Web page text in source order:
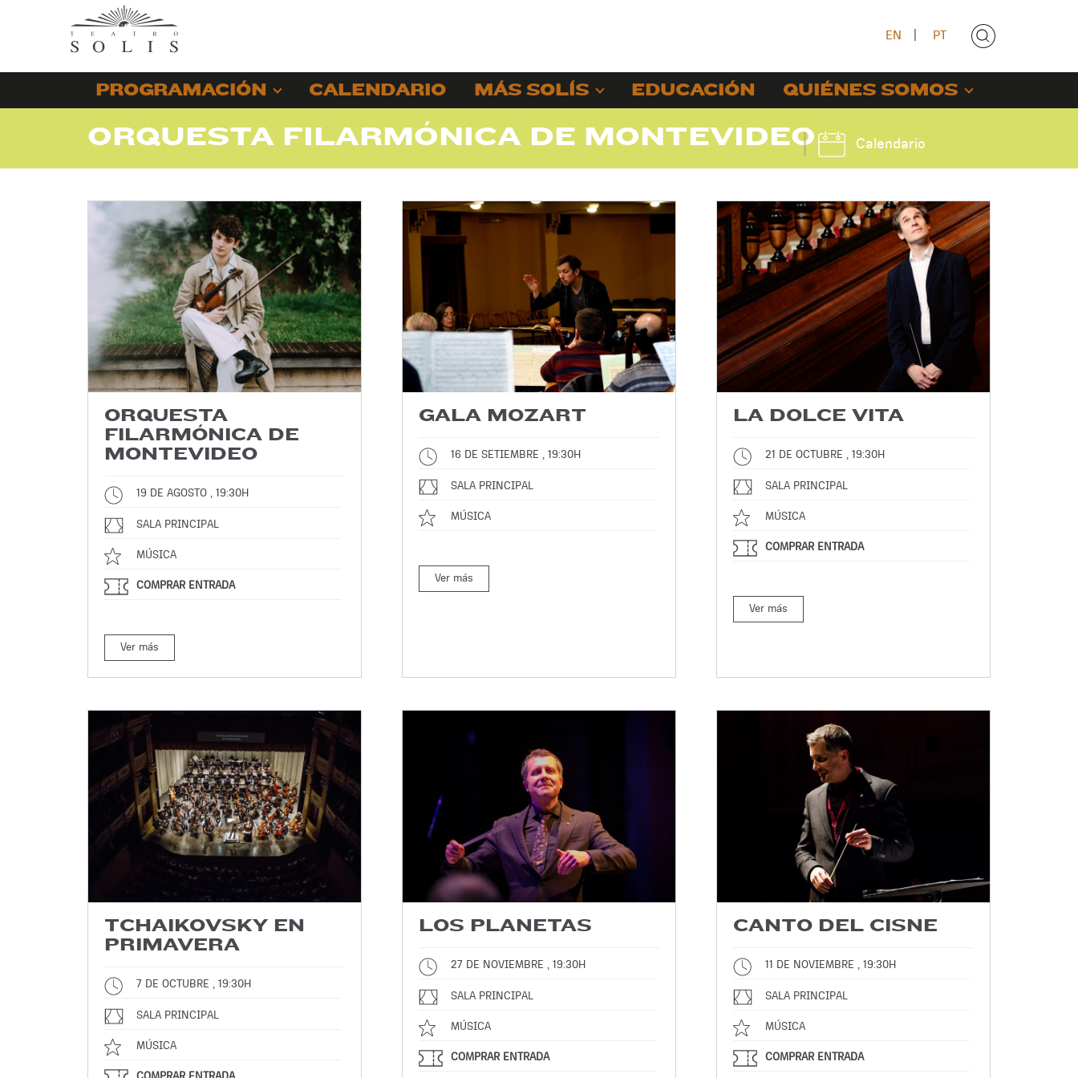
EN PT
PROGRAMACIÓN CALENDARIO MÁS SOLÍS EDUCACIÓN QUIÉNES SOMOS
Calendario
ORQUESTA FILARMÓNICA DE MONTEVIDEO
ORQUESTA
FILARMÓNICA DE
MONTEVIDEO
19 DE AGOSTO , 19:30H
SALA PRINCIPAL
MÚSICA
COMPRAR ENTRADA
Ver más
GALA MOZART
16 DE SETIEMBRE , 19:30H
SALA PRINCIPAL
MÚSICA
Ver más
LA DOLCE VITA
21 DE OCTUBRE , 19:30H
SALA PRINCIPAL
MÚSICA
COMPRAR ENTRADA
Ver más
TCHAIKOVSKY EN
PRIMAVERA
7 DE OCTUBRE , 19:30H
SALA PRINCIPAL
MÚSICA
COMPRAR ENTRADA
LOS PLANETAS
27 DE NOVIEMBRE , 19:30H
SALA PRINCIPAL
MÚSICA
COMPRAR ENTRADA
CANTO DEL CISNE
11 DE NOVIEMBRE , 19:30H
SALA PRINCIPAL
MÚSICA
COMPRAR ENTRADA